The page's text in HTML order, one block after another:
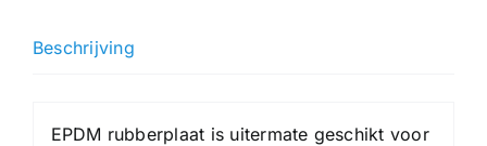
Beschrijving
EPDM rubberplaat is uitermate geschikt voor